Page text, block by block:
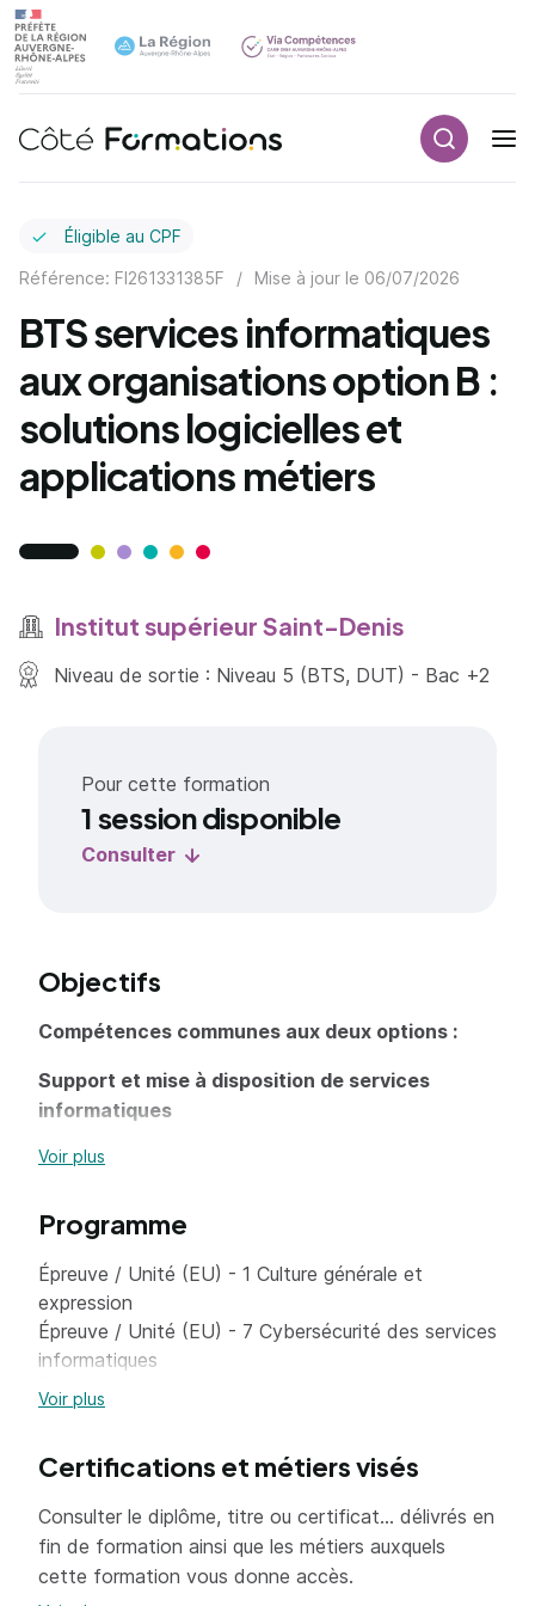
Navigation principale
Éligible au CPF
Référence: FI261331385F / Mise à jour le 06/07/2026
BTS services informatiques
aux organisations option B :
solutions logicielles et
applications métiers
Institut supérieur Saint-Denis
Niveau de sortie : Niveau 5 (BTS, DUT) - Bac +2
Pour cette formation
1 session disponible
Consulter
Objectifs
Compétences communes aux deux options :
Support et mise à disposition de services
informatiques
Gérer le patrimoine informatique
numériques
Exploiter des référentiels, normes et
standards adoptés par le prestataire
informatique
Vérifier les conditions de la continuité d’un
Gérer des sauvegardes
Vérifier le respect des règles d’utilisation des
Voir plus
Programme
Épreuve / Unité (EU) - 1 Culture générale et
expression
Épreuve / Unité (EU) - 7 Cybersécurité des services
informatiques
Épreuve / Unité (EU) - 2 Expression et
l'informatique
Épreuve / Unité (EU) - 4 Culture économique
juridique et managériale pour l'informatique
Épreuve / Unité (EU) - 5 Support et mise à
disposition de services informatiques
Voir plus
Certifications et métiers visés
Consulter le diplôme, titre ou certificat... délivrés en
fin de formation ainsi que les métiers auxquels
cette formation vous donne accès.